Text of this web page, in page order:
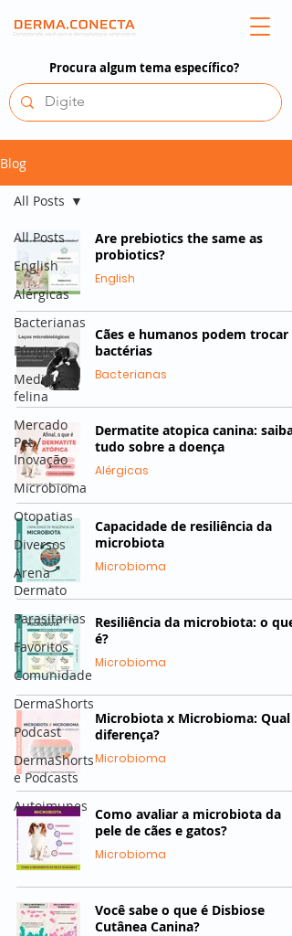
Procura algum tema específico?
Blog
All Posts
English
Alérgicas
Bacterianas
Fúngicas
Medicina
felina
Mercado
Pet /
Inovação
Microbioma
Otopatias
Diversos
Arena
Dermato
Parasitarias
Favoritos
Comunidade
DermaShorts
Podcast
DermaShorts
e Podcasts
Autoimunes
All Posts
Are prebiotics the same as
probiotics?
English
Cães e humanos podem trocar
bactérias
Bacterianas
Dermatite atopica canina: saiba
tudo sobre a doença
Alérgicas
Capacidade de resiliência da
microbiota
Microbioma
Resiliência da microbiota: o que
é?
Microbioma
Microbiota x Microbioma: Qual a
diferença?
Microbioma
Como avaliar a microbiota da
pele de cães e gatos?
Microbioma
Você sabe o que é Disbiose
Cutânea Canina?